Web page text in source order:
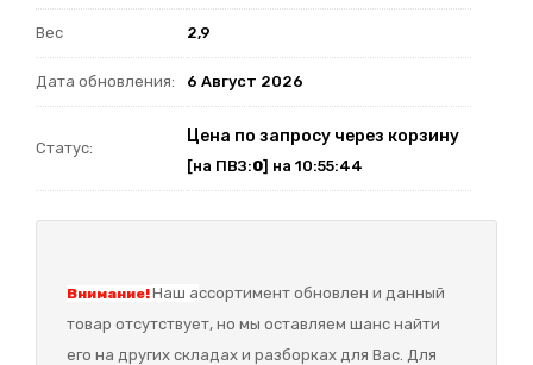
Вес 2,9
Дата обновления: 6 Август 2026
Статус:
Цена по запросу через корзину
[на ПВЗ:0] на 10:55:44
Внимание!Наш ассортимент обновлен и данный
товар отсутствует, но мы оставляем шанс найти
его на других складах и разборках для Вас. Для